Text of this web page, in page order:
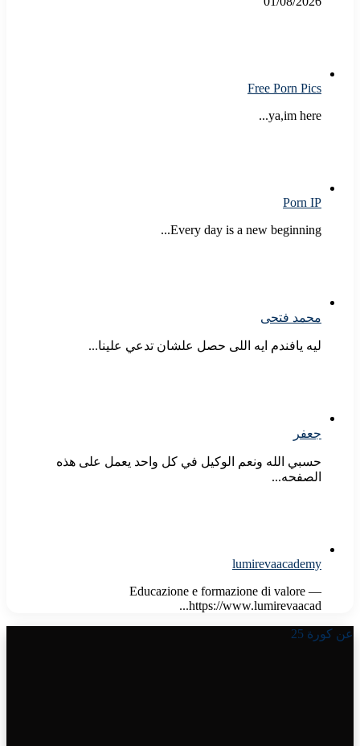
Free Porn Pics
ya,im here...
Porn IP
Every day is a new beginning...
محمد فتحى
ليه يافندم ايه اللى حصل علشان تدعي علينا...
جعفر
حسبي الله ونعم الوكيل في كل واحد يعمل على هذه
الصفحه...
lumirevaacademy
Educazione e formazione di valore —
https://www.lumirevaacad...
عن كورة 25